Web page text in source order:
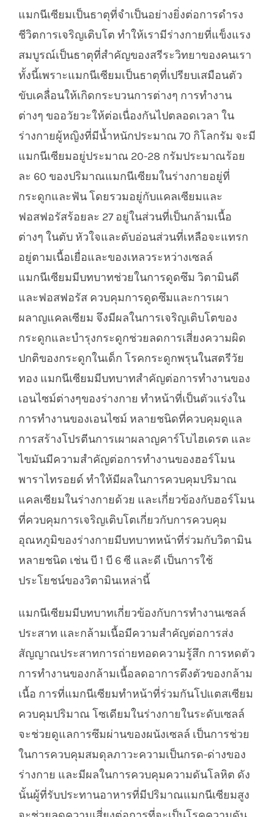
แมกนีเซียมเป็นธาตุที่จำเป็นอย่างยิ่งต่อการดำรง
ชีวิตการเจริญเติบโต ทำให้เรามีร่างกายที่แข็งแรง
สมบูรณ์เป็นธาตุที่สำคัญของสรีระวิทยาของคนเรา
ทั้งนี้เพราะแมกนีเซียมเป็นธาตุที่เปรียบเสมือนตัว
ขับเคลื่อนให้เกิดกระบวนการต่างๆ การทำงาน
ต่างๆ ขออวัยวะให้ต่อเนื่องกันไปตลอดเวลา ใน
ร่างกายผู้หญิงที่มีน้ำหนักประมาณ 70 กิโลกรัม จะมี
แมกนีเซียมอยู่ประมาณ 20-28 กรัมประมาณร้อย
ละ 60 ของปริมาณแมกนีเซียมในร่างกายอยู่ที่
กระดูกและฟัน โดยรวมอยู่กับแคลเซียมและ
ฟอสฟอรัสร้อยละ 27 อยู่ในส่วนที่เป็นกล้ามเนื้อ
ต่างๆ ในตับ หัวใจและตับอ่อนส่วนที่เหลือจะแทรก
อยู่ตามเนื้อเยื่อและของเหลวระหว่างเซลล์
แมกนีเซียมมีบทบาทช่วยในการดูดซึม วิตามินดี
และฟอสฟอรัส ควบคุมการดูดซึมและการเผา
ผลาญแคลเซียม จึงมีผลในการเจริญเติบโตของ
กระดูกและบำรุงกระดูกช่วยลดการเสี่ยงความผิด
ปกติของกระดูกในเด็ก โรคกระดูกพรุนในสตรีวัย
ทอง แมกนีเซียมมีบทบาทสำคัญต่อการทำงานของ
เอนไซม์ต่างๆของร่างกาย ทำหน้าที่เป็นตัวแร่งใน
การทำงานของเอนไซม์ หลายชนิดที่ควบคุมดูแล
การสร้างโปรตีนการเผาผลาญคาร์โบไฮเดรต และ
ไขมันมีความสำคัญต่อการทำงานของฮอร์โมน
พาราไทรอยด์ ทำให้มีผลในการควบคุมปริมาณ
แคลเซียมในร่างกายด้วย และเกี่ยวข้องกับฮอร์โมน
ที่ควบคุมการเจริญเติบโตเกี่ยวกับการควบคุม
อุณหภูมิของร่างกายมีบทบาทหน้าที่ร่วมกับวิตามิน
หลายชนิด เช่น บี 1 บี 6 ซี และดี เป็นการใช้
ประโยชน์ของวิตามินเหล่านี้
แมกนีเซียมมีบทบาทเกี่ยวข้องกับการทำงานเซลล์
ประสาท และกล้ามเนื้อมีความสำคัญต่อการส่ง
สัญญาณประสาทการถ่ายทอดความรู้สึก การหดตัว
การทำงานของกล้ามเนื้อลดอาการตึงตัวของกล้าม
เนื้อ การที่แมกนีเซียมทำหน้าที่ร่วมกันโปแตสเซียม
ควบคุมปริมาณ โซเดียมในร่างกายในระดับเซลล์
จะช่วยดูแลการซึมผ่านของผนังเซลล์ เป็นการช่วย
ในการควบคุมสมดุลภาวะความเป็นกรด-ด่างของ
ร่างกาย และมีผลในการควบคุมความดันโลหิต ดัง
นั้นผู้ที่รับประทานอาหารที่มีปริมาณแมกนีเซียมสูง